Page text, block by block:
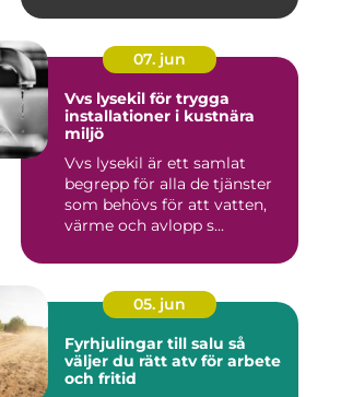
07. jun
Vvs lysekil för trygga
installationer i kustnära
miljö
Vvs lysekil är ett samlat
begrepp för alla de tjänster
som behövs för att vatten,
värme och avlopp s...
05. jun
Fyrhjulingar till salu så
väljer du rätt atv för arbete
och fritid